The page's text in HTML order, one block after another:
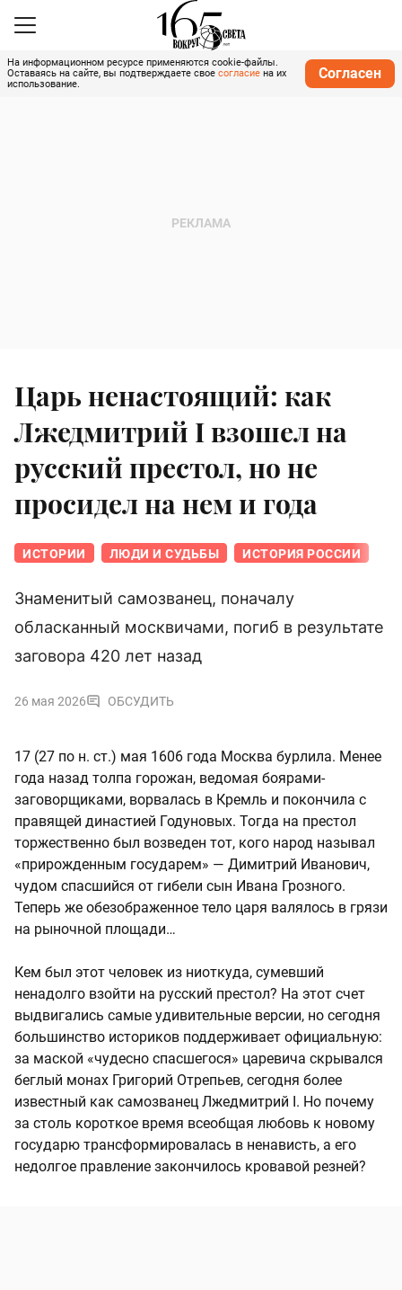
На информационном ресурсе применяются cookie-файлы.
Оставаясь на сайте, вы подтверждаете свое согласие на их
использование.
Согласен
Царь ненастоящий: как
Лжедмитрий I взошел на
русский престол, но не
просидел на нем и года
ИСТОРИИ ЛЮДИ И СУДЬБЫ ИСТОРИЯ РОССИИ
Знаменитый самозванец, поначалу
обласканный москвичами, погиб в результате
заговора 420 лет назад
26 мая 2026 ОБСУДИТЬ
17 (27 по н. ст.) мая 1606 года Москва бурлила. Менее
года назад толпа горожан, ведомая боярами-
заговорщиками, ворвалась в Кремль и покончила с
правящей династией Годуновых. Тогда на престол
торжественно был возведен тот, кого народ называл
«прирожденным государем» — Димитрий Иванович,
чудом спасшийся от гибели сын Ивана Грозного.
Теперь же обезображенное тело царя валялось в грязи
на рыночной площади…
Кем был этот человек из ниоткуда, сумевший
ненадолго взойти на русский престол? На этот счет
выдвигались самые удивительные версии, но сегодня
большинство историков поддерживает официальную:
за маской «чудесно спасшегося» царевича скрывался
беглый монах Григорий Отрепьев, сегодня более
известный как самозванец Лжедмитрий I. Но почему
за столь короткое время всеобщая любовь к новому
государю трансформировалась в ненависть, а его
недолгое правление закончилось кровавой резней?